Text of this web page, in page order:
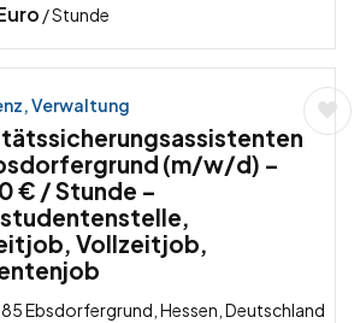
/ Stunde
Verwaltung
(m/w/d) –
€ / Stunde –
Vollzeitjob,
Ebsdorfergrund, Hessen, Deutschland